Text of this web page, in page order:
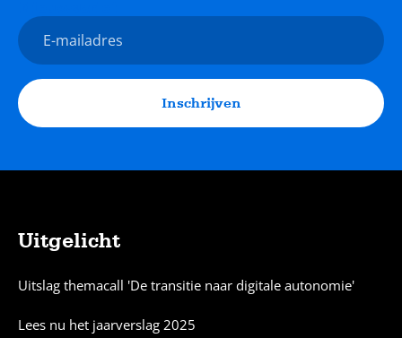
E-
mailadres
Inschrijven
Uitgelicht
Uitslag themacall 'De transitie naar digitale autonomie'
Lees nu het jaarverslag 2025